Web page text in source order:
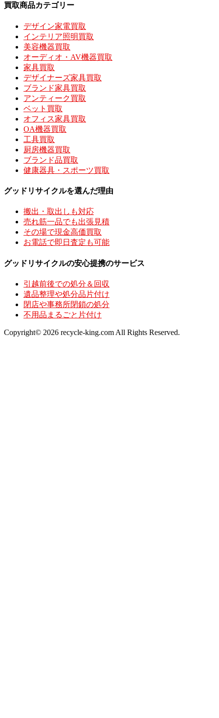
買取商品カテゴリー
デザイン家電買取
インテリア照明買取
美容機器買取
オーディオ・AV機器買取
家具買取
デザイナーズ家具買取
ブランド家具買取
アンティーク買取
ベット買取
オフィス家具買取
OA機器買取
工具買取
厨房機器買取
ブランド品買取
健康器具・スポーツ買取
グッドリサイクルを選んだ理由
搬出・取出しも対応
売れ筋一品でも出張見積
その場で現金高価買取
お電話で即日査定も可能
グッドリサイクルの安心提携のサービス
引越前後での処分＆回収
遺品整理や処分品片付け
閉店や事務所閉鎖の処分
不用品まるごと片付け
Copyright© 2026 recycle-king.com All Rights Reserved.